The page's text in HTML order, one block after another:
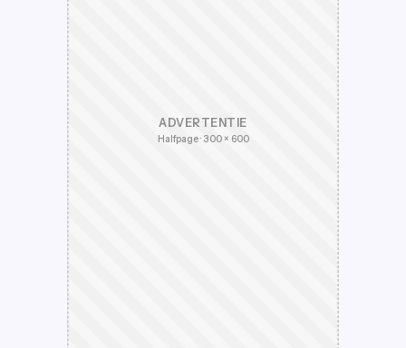
ADVERTENTIE
Halfpage · 300 × 600